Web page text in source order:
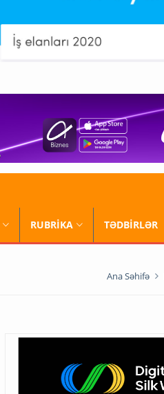
RUBRİKA TƏDBİRLƏR
Ana Səhifə